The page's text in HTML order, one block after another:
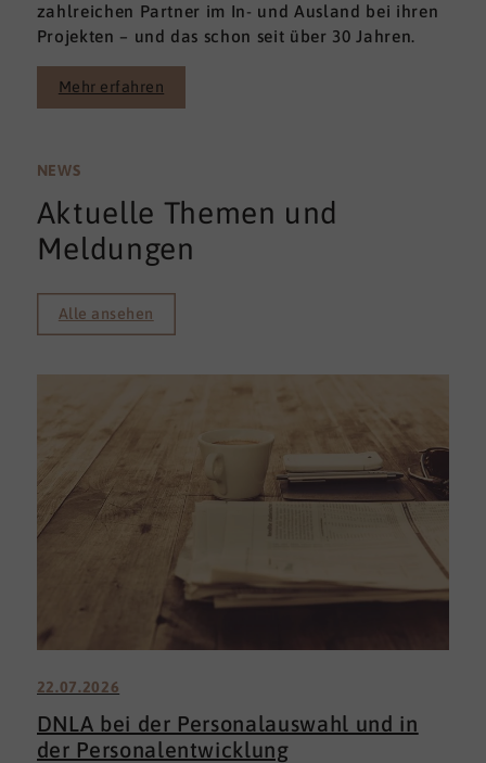
zahlreichen Partner im In- und Ausland bei ihren
Projekten – und das schon seit über 30 Jahren.
Mehr erfahren
NEWS
Aktuelle Themen und
Meldungen
Alle ansehen
22.07.2026
DNLA bei der Personalauswahl und in
der Personalentwicklung